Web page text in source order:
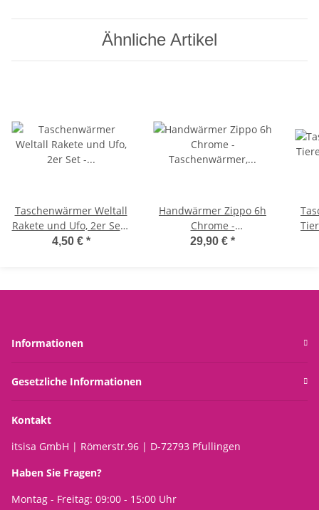
Weihnachten,
Christbaumkugel
Ähnliche Artikel
Taschenwärmer Weltall
Rakete und Ufo, 2er Set -
Wichtelgeschenk,
4,50 € *
Handwärmer Zippo 6h
Chrome -
Taschenwärmer,
29,90 € *
Informationen
Gesetzliche Informationen
Kontakt
itsisa GmbH | Römerstr.96 | D-72793 Pfullingen
Haben Sie Fragen?
Montag - Freitag: 09:00 - 15:00 Uhr